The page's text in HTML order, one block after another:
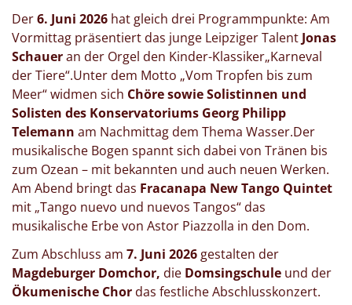
Der6. Juni 2026 hat gleich drei Programmpunkte: Am
Vormittag präsentiert das junge Leipziger Talent Jonas
Schaueran der Orgel den Kinder-Klassiker„Karneval
der Tiere“.Unter dem Motto „Vom Tropfen bis zum
Meer“ widmen sich Chöre sowie Solistinnen und
Solisten des Konservatoriums Georg Philipp
Telemann am Nachmittag dem Thema Wasser.Der
musikalische Bogen spannt sich dabei von Tränen bis
zum Ozean – mit bekannten und auch neuen Werken.
Am Abend bringt das Fracanapa New Tango Quintet
mit „Tango nuevo und nuevos Tangos“ das
musikalische Erbe von Astor Piazzolla in den Dom.
Zum Abschluss am 7. Juni 2026 gestalten der
Magdeburger Domchor, die Domsingschule und der
Ökumenische Chor das festliche Abschlusskonzert.